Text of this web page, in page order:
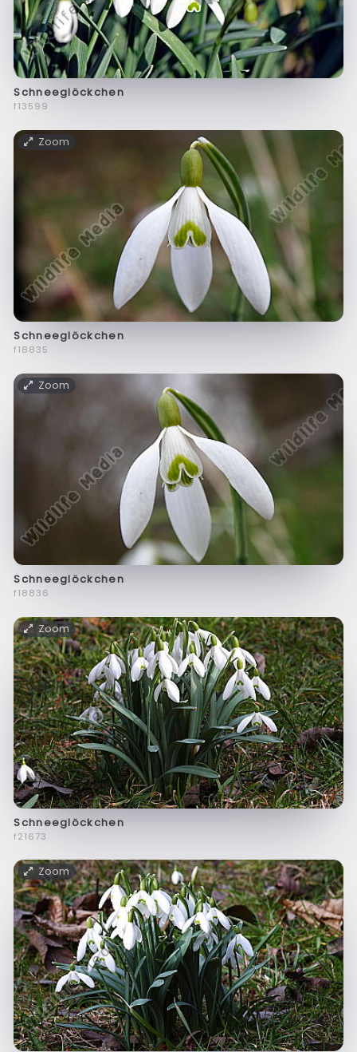
Schneeglöckchen
f13599
Zoom
Schneeglöckchen
f18835
Zoom
Schneeglöckchen
f18836
Zoom
Schneeglöckchen
f21673
Zoom